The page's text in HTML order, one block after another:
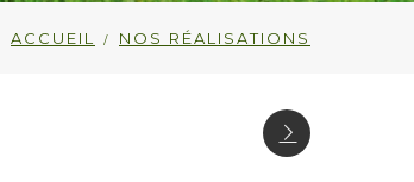
ACCUEIL NOS RÉALISATIONS